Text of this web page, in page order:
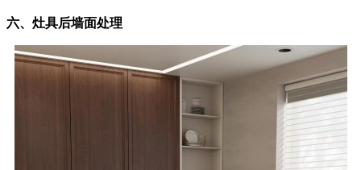
六、灶具后墙面处理